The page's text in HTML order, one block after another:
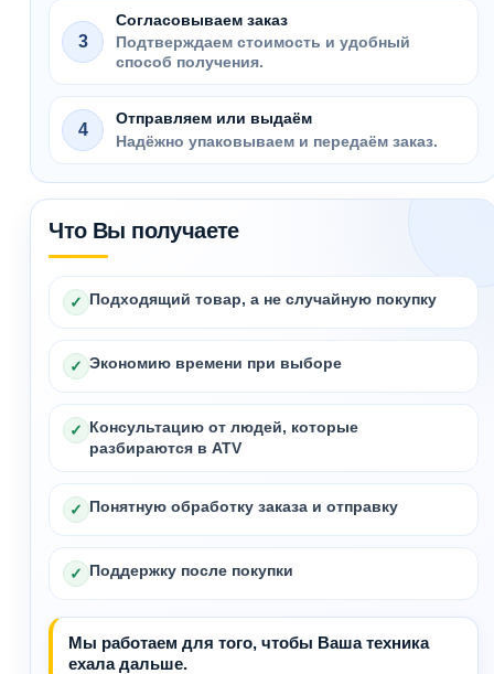
3
Согласовываем заказ
Подтверждаем стоимость и удобный
способ получения.
4
Отправляем или выдаём
Надёжно упаковываем и передаём заказ.
Что Вы получаете
✓ Подходящий товар, а не случайную покупку
✓ Экономию времени при выборе
✓ Консультацию от людей, которые
разбираются в ATV
✓ Понятную обработку заказа и отправку
✓ Поддержку после покупки
Мы работаем для того, чтобы Ваша техника
ехала дальше.